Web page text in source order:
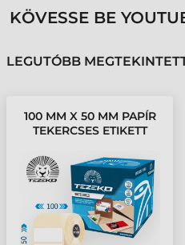
KÖVESSE BE
LEGUTÓBB
100 MM X 50 MM PAPÍR
TEKERCSES ETIKETT
CÍMKE/TEKERCS )